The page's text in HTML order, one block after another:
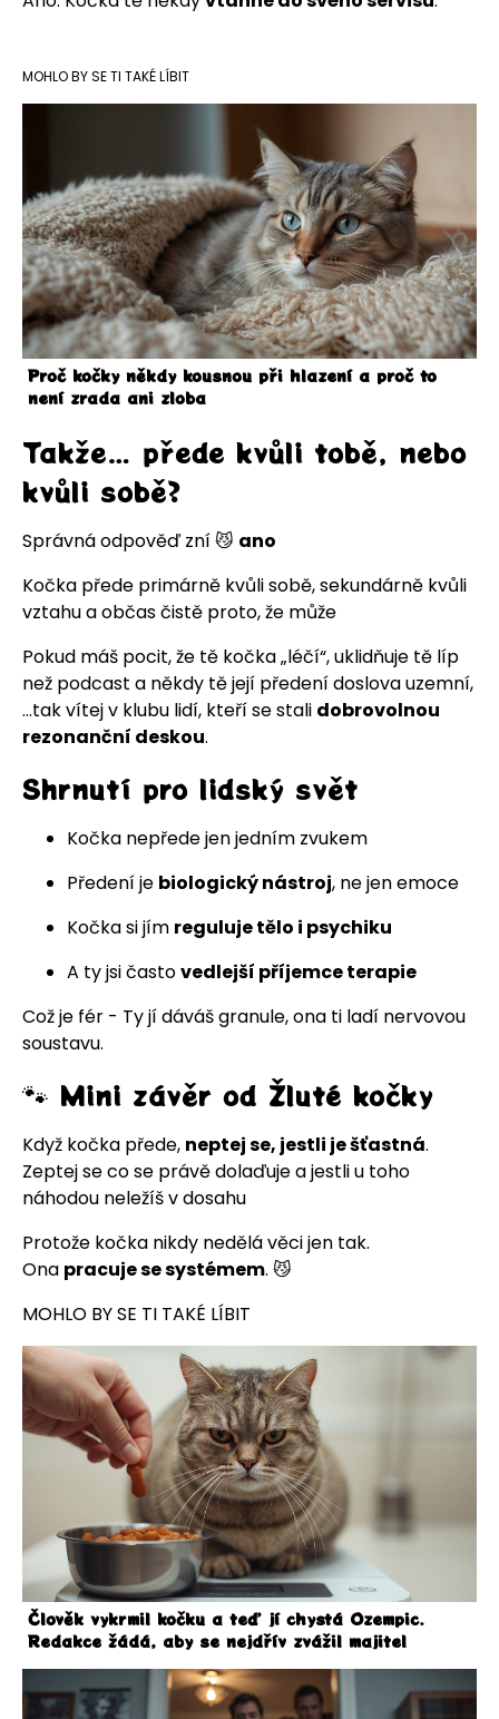
MOHLO BY SE TI TAKÉ LÍBIT
Proč kočky někdy kousnou při hlazení a proč to
není zrada ani zloba
Takže… přede kvůli tobě, nebo
kvůli sobě?
Správná odpověď zní 😼 ano
Kočka přede primárně kvůli sobě, sekundárně kvůli
vztahu a občas čistě proto, že může
Pokud máš pocit, že tě kočka „léčí“, uklidňuje tě líp
než podcast a někdy tě její předení doslova uzemní,
…tak vítej v klubu lidí, kteří se stali dobrovolnou
rezonanční deskou.
Shrnutí pro lidský svět
Kočka nepřede jen jedním zvukem
Předení je biologický nástroj, ne jen emoce
Kočka si jím reguluje tělo i psychiku
A ty jsi častovedlejší příjemce terapie
Což je fér - Ty jí dáváš granule, ona ti ladí nervovou
soustavu.
🐾 Mini závěr od Žluté kočky
Když kočka přede, neptej se, jestli je šťastná.
Zeptej se co se právě dolaďuje a jestli u toho
náhodou neležíš v dosahu
Protože kočka nikdy nedělá věci jen tak.
Ona pracuje se systémem. 😼
MOHLO BY SE TI TAKÉ LÍBIT
Člověk vykrmil kočku a teď jí chystá Ozempic.
Redakce žádá, aby se nejdřív zvážil majitel